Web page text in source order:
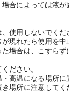
合によっては液が
使用しないでくだ
現れたら使用を
場合は、こすら
ださい。
高温になる場所に
場所に注意してく